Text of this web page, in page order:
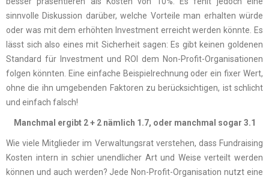
sinnvolle Diskussion darüber, welche Vorteile man erhalten würde
oder was mit dem erhöhten Investment erreicht werden könnte. Es
lässt sich also eines mit Sicherheit sagen: Es gibt keinen goldenen
Standard für Investment und ROI dem Non-Profit-Organisationen
folgen könnten. Eine einfache Beispielrechnung oder ein fixer Wert,
ohne die ihn umgebenden Faktoren zu berücksichtigen, ist schlicht
und einfach falsch!
Manchmal ergibt 2 + 2 nämlich 1.7, oder manchmal sogar 3.1
Wie viele Mitglieder im Verwaltungsrat verstehen, dass Fundraising
Kosten intern in schier unendlicher Art und Weise verteilt werden
können und auch werden? Jede Non-Profit-Organisation nutzt eine